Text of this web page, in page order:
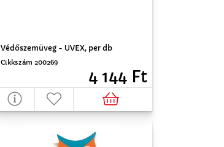
Védőszemüveg - UVEX, per db
Cikkszám 200269
4 144 Ft